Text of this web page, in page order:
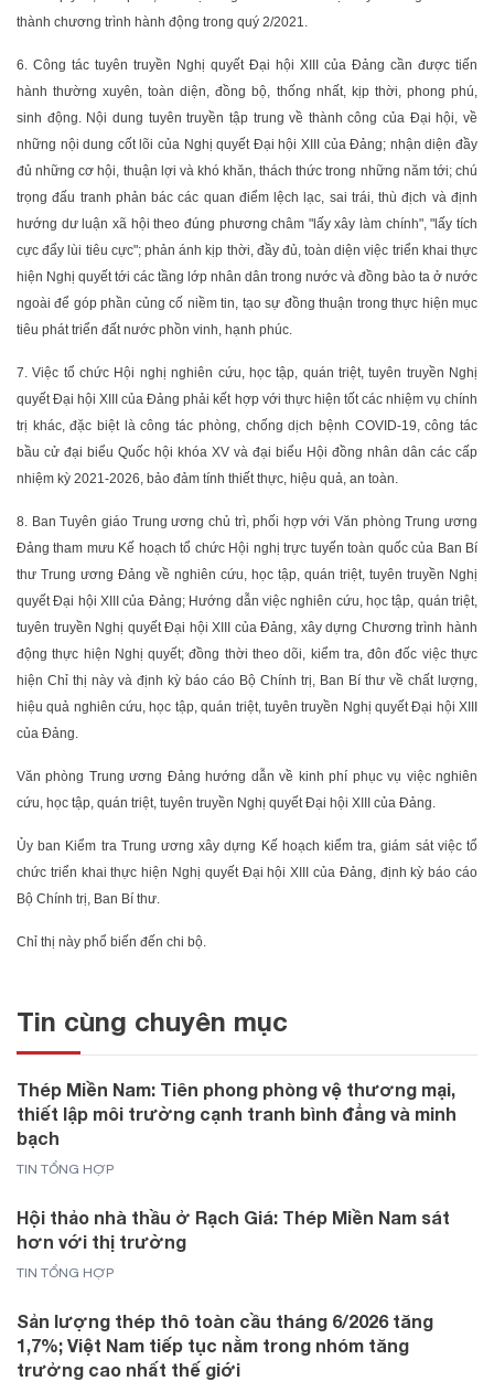
thành chương trình hành động trong quý 2/2021.
6. Công tác tuyên truyền Nghị quyết Đại hội XIII của Đảng cần được tiến
hành thường xuyên, toàn diện, đồng bộ, thống nhất, kịp thời, phong phú,
sinh động. Nội dung tuyên truyền tập trung về thành công của Đại hội, về
những nội dung cốt lõi của Nghị quyết Đại hội XIII của Đảng; nhận diện đầy
đủ những cơ hội, thuận lợi và khó khăn, thách thức trong những năm tới; chú
trọng đấu tranh phản bác các quan điểm lệch lạc, sai trái, thù địch và định
hướng dư luận xã hội theo đúng phương châm "lấy xây làm chính", "lấy tích
cực đẩy lùi tiêu cực"; phản ánh kịp thời, đầy đủ, toàn diện việc triển khai thực
hiện Nghị quyết tới các tầng lớp nhân dân trong nước và đồng bào ta ở nước
ngoài để góp phần củng cố niềm tin, tạo sự đồng thuận trong thực hiện mục
tiêu phát triển đất nước phồn vinh, hạnh phúc.
7. Việc tổ chức Hội nghị nghiên cứu, học tập, quán triệt, tuyên truyền Nghị
quyết Đại hội XIII của Đảng phải kết hợp với thực hiện tốt các nhiệm vụ chính
trị khác, đặc biệt là công tác phòng, chống dịch bệnh COVID-19, công tác
bầu cử đại biểu Quốc hội khóa XV và đại biểu Hội đồng nhân dân các cấp
nhiệm kỳ 2021-2026, bảo đảm tính thiết thực, hiệu quả, an toàn.
8. Ban Tuyên giáo Trung ương chủ trì, phối hợp với Văn phòng Trung ương
Đảng tham mưu Kế hoạch tổ chức Hội nghị trực tuyến toàn quốc của Ban Bí
thư Trung ương Đảng về nghiên cứu, học tập, quán triệt, tuyên truyền Nghị
quyết Đại hội XIII của Đảng; Hướng dẫn việc nghiên cứu, học tập, quán triệt,
tuyên truyền Nghị quyết Đại hội XIII của Đảng, xây dựng Chương trình hành
động thực hiện Nghị quyết; đồng thời theo dõi, kiểm tra, đôn đốc việc thực
hiện Chỉ thị này và định kỳ báo cáo Bộ Chính trị, Ban Bí thư về chất lượng,
hiệu quả nghiên cứu, học tập, quán triệt, tuyên truyền Nghị quyết Đại hội XIII
của Đảng.
Văn phòng Trung ương Đảng hướng dẫn về kinh phí phục vụ việc nghiên
cứu, học tập, quán triệt, tuyên truyền Nghị quyết Đại hội XIII của Đảng.
Ủy ban Kiểm tra Trung ương xây dựng Kế hoạch kiểm tra, giám sát việc tổ
chức triển khai thực hiện Nghị quyết Đại hội XIII của Đảng, định kỳ báo cáo
Bộ Chính trị, Ban Bí thư.
Chỉ thị này phổ biến đến chi bộ.
Tin cùng chuyên mục
Thép Miền Nam: Tiên phong phòng vệ thương mại,
thiết lập môi trường cạnh tranh bình đẳng và minh
bạch
TIN TỔNG HỢP
Hội thảo nhà thầu ở Rạch Giá: Thép Miền Nam sát
hơn với thị trường
TIN TỔNG HỢP
Sản lượng thép thô toàn cầu tháng 6/2026 tăng
1,7%; Việt Nam tiếp tục nằm trong nhóm tăng
trưởng cao nhất thế giới